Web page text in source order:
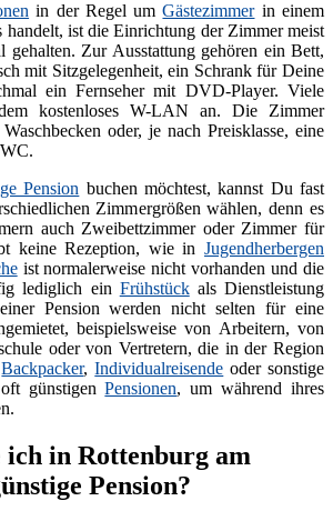
in der Regel umGästezimmerin einem
handelt, ist die Einrichtung der Zimmer meist
gehalten. Zur Ausstattung gehören ein Bett,
mit Sitzgelegenheit, ein Schrank für Deine
ein Fernseher mit DVD-Player. Viele
kostenloses W-LAN an. Die Zimmer
oder, je nach Preisklasse, eine
Pension buchen möchtest, kannst Du fast
Zimmergrößen wählen, denn es
auch Zweibettzimmer oder Zimmer für
keine Rezeption, wie in Jugendherbergen
ist normalerweise nicht vorhanden und die
lediglich ein Frühstückals Dienstleistung
Pension werden nicht selten für eine
beispielsweise von Arbeitern, von
oder von Vertretern, die in der Region
Backpacker,Individualreisende oder sonstige
günstigenPensionen, um während ihres
ich in Rottenburg am
Pension?